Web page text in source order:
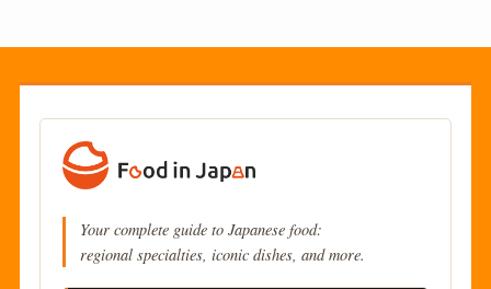
Your complete guide to Japanese food:
regional specialties, iconic dishes, and more.